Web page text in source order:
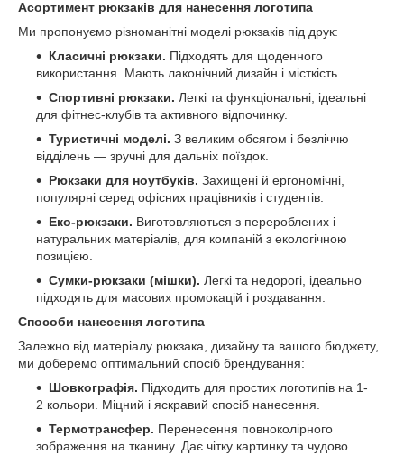
Асортимент рюкзаків для нанесення логотипа
Ми пропонуємо різноманітні моделі рюкзаків під друк:
Класичні рюкзаки. Підходять для щоденного
використання. Мають лаконічний дизайн і місткість.
Спортивні рюкзаки. Легкі та функціональні, ідеальні
для фітнес-клубів та активного відпочинку.
Туристичні моделі. З великим обсягом і безліччю
відділень — зручні для дальніх поїздок.
Рюкзаки для ноутбуків. Захищені й ергономічні,
популярні серед офісних працівників і студентів.
Еко-рюкзаки. Виготовляються з перероблених і
натуральних матеріалів, для компаній з екологічною
позицією.
Сумки-рюкзаки (мішки). Легкі та недорогі, ідеально
підходять для масових промокацій і роздавання.
Способи нанесення логотипа
Залежно від матеріалу рюкзака, дизайну та вашого бюджету,
ми доберемо оптимальний спосіб брендування:
Шовкографія. Підходить для простих логотипів на 1-
2 кольори. Міцний і яскравий спосіб нанесення.
Термотрансфер. Перенесення повноколірного
зображення на тканину. Дає чітку картинку та чудово